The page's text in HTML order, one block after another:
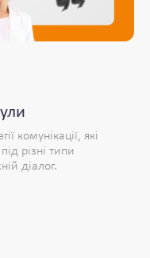
комунікації, які
різні типи
діалог.